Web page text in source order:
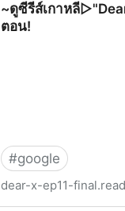
~ดูซีรีส์เกาหลี
ตอน!
#google
dear-x-ep11-